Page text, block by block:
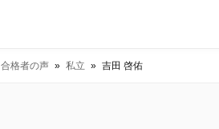
合格者の声 » 私立 » 吉田 啓佑